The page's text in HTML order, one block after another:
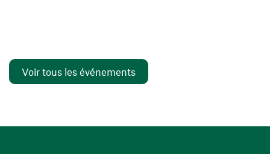
Voir tous les événements